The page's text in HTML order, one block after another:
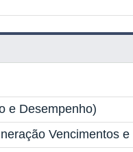
e Desempenho)
Vencimentos